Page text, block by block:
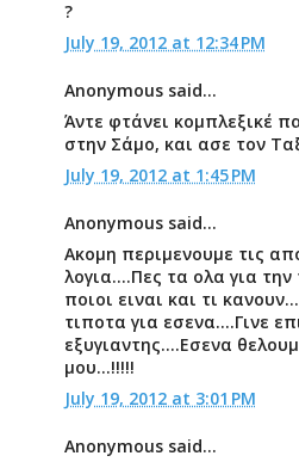
?
July 19, 2012 at 12:34 PM
Anonymous said...
Άντε φτάνει κομπλεξικέ
στην Σάμο, και ασε τον
July 19, 2012 at 1:45 PM
Anonymous said...
Ακομη περιμενουμε τις
λογια....Πες τα ολα για
ποιοι ειναι και τι
τιποτα για εσενα....Γινε
εξυγιαντης....Εσενα
μου...!!!!!
July 19, 2012 at 3:01 PM
Anonymous said...